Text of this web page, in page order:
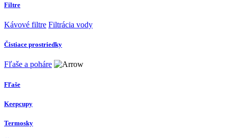
Filtre
Kávové filtre Filtrácia vody
Čistiace prostriedky
Fľaše a poháre
Fľaše
Keepcupy
Termosky